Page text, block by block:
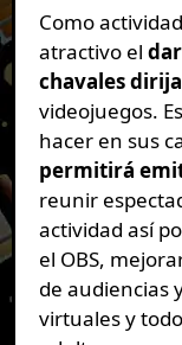
Como
atractivo el
chavales
videojuegos.
hacer en sus
permitirá
reunir
actividad así
el OBS,
de audiencias
virtuales y